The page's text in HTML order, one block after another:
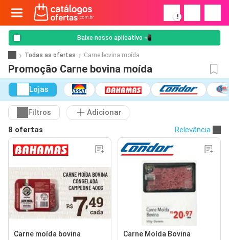
!
Baixe nosso aplicativo 📲
Todas as ofertas Carne bovina moída
Promoção Carne bovina moída
Lojas
Filtros
Adicionar
8 ofertas
Relevância
Carne moída bovina Carne Moída Bovina